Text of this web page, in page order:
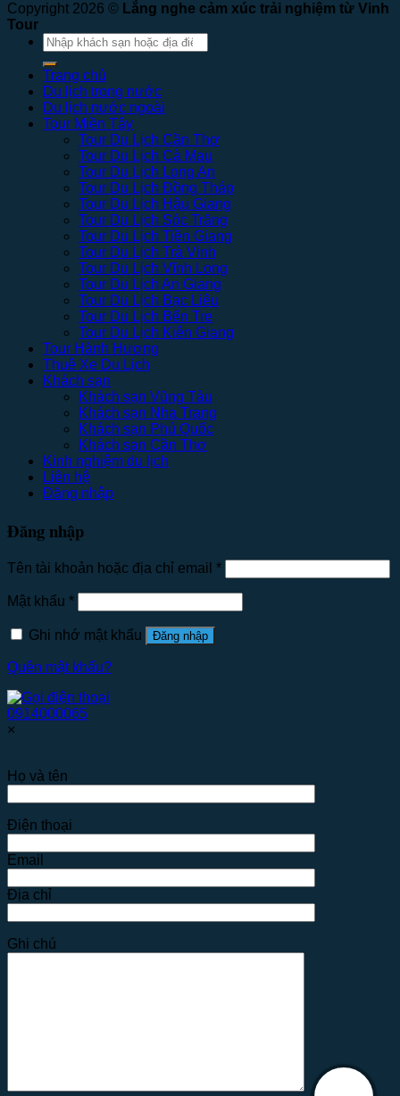
Copyright 2026 © Lắng nghe cảm xúc trải nghiệm từ Vinh
Tour
Tìm
kiếm:
Trang chủ
Du lịch trong nước
Du lịch nước ngoài
Tour Miền Tây
Tour Du Lịch Cần Thơ
Tour Du Lịch Cà Mau
Tour Du Lịch Long An
Tour Du Lịch Đồng Tháp
Tour Du Lịch Hậu Giang
Tour Du Lịch Sóc Trăng
Tour Du Lịch Tiền Giang
Tour Du Lịch Trà Vinh
Tour Du Lịch Vĩnh Long
Tour Du Lịch An Giang
Tour Du Lịch Bạc Liêu
Tour Du Lịch Bến Tre
Tour Du Lịch Kiên Giang
Tour Hành Hương
Thuê Xe Du Lịch
Khách sạn
Khách sạn Vũng Tàu
Khách sạn Nha Trang
Khách sạn Phú Quốc
Khách sạn Cần Thơ
Kinh nghiệm du lịch
Liên hệ
Đăng nhập
Đăng nhập
Tên tài khoản hoặc địa chỉ email *
Mật khẩu *
Ghi nhớ mật khẩu Đăng nhập
Quên mật khẩu?
0914000065
×
Họ và tên
Điện thoại
Email
Địa chỉ
Ghi chú